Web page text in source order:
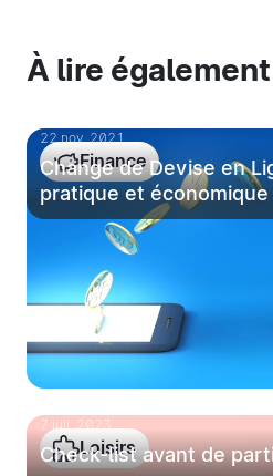
À lire également
Finance
22 nov. 2021
Change de Devise en
pratique et économique
Loisirs
7 juil. 2023
Check-list avant de